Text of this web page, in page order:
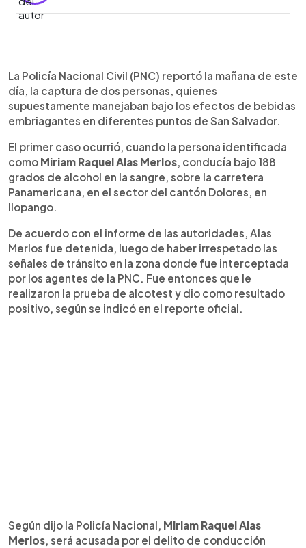
► Escuchar artículo
La Policía Nacional Civil (PNC) reportó la mañana de este
día, la captura de dos personas, quienes
supuestamente manejaban bajo los efectos de bebidas
embriagantes en diferentes puntos de San Salvador.
El primer caso ocurrió, cuando la persona identificada
como Miriam Raquel Alas Merlos, conducía bajo 188
grados de alcohol en la sangre, sobre la carretera
Panamericana, en el sector del cantón Dolores, en
Ilopango.
De acuerdo con el informe de las autoridades, Alas
Merlos fue detenida, luego de haber irrespetado las
señales de tránsito en la zona donde fue interceptada
por los agentes de la PNC. Fue entonces que le
realizaron la prueba de alcotest y dio como resultado
positivo, según se indicó en el reporte oficial.
Según dijo la Policía Nacional, Miriam Raquel Alas
Merlos, será acusada por el delito de conducción